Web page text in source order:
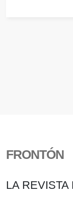
FRONTÓN
LA REVISTA